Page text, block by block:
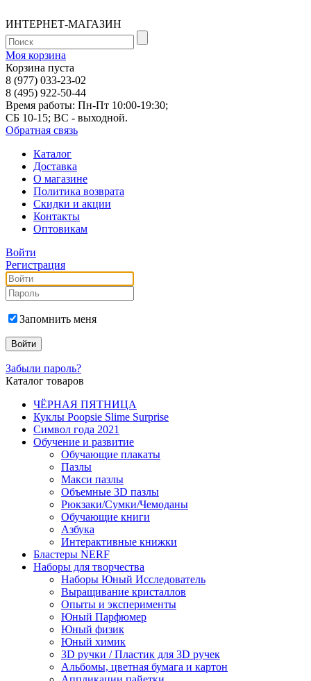
ИНТЕРНЕТ-МАГАЗИН
Моя корзина
Корзина пуста
8 (977) 033-23-02
8 (495) 922-50-44
Время работы: Пн-Пт 10:00-19:30;
СБ 10-15; ВС - выходной.
Обратная связь
Каталог
Доставка
О магазине
Политика возврата
Скидки и акции
Контакты
Оптовикам
Войти
Регистрация
Запомнить меня
Забыли пароль?
Каталог товаров
ЧЁРНАЯ ПЯТНИЦА
Куклы Poopsie Slime Surprise
Символ года 2021
Обучение и развитие
Обучающие плакаты
Пазлы
Макси пазлы
Объемные 3D пазлы
Рюкзаки/Сумки/Чемоданы
Обучающие книги
Азбука
Интерактивные книжки
Бластеры NERF
Наборы для творчества
Наборы Юный Исследователь
Выращивание кристаллов
Опыты и эксперименты
Юный Парфюмер
Юный физик
Юный химик
3D ручки / Пластик для 3D ручек
Альбомы, цветная бумага и картон